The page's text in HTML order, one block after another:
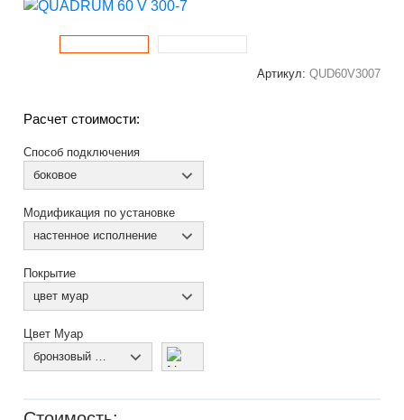
Артикул: QUD60V3007
Расчет стоимости:
Способ подключения
боковое
Модификация по установке
настенное исполнение
Покрытие
цвет муар
Цвет Муар
бронзовый муар